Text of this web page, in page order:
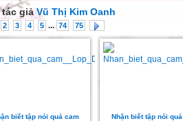
tác giảVũ Thị Kim Oanh
2 3 4 5 ... 74 75
biết tập nói quả cam Nhận biết tập nói